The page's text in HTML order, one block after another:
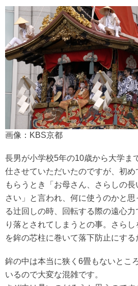
画像：KBS京都
長男が小学校5年の10歳から大学ま
仕させていただいたのですが、初
もらうとき「お母さん、さらしの
さい」と言われ、何に使うのかと思
る辻回しの時、回転する際の遠心
り落とされてしまうとの事。さら
を鉾の芯柱に巻いて落下防止にする
鉾の中は本当に狭く6畳もないとこ
いるので大変な混雑です。